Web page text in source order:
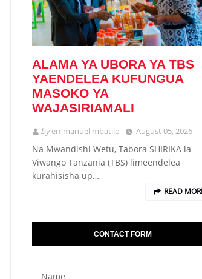
ALAMA YA UBORA YA TBS
YAENDELEA KUFUNGUA
MASOKO YA
WAJASIRIAMALI
byemmanuel mbatilo August 05, 2026
Na Mwandishi Wetu, Tabora SHIRIKA la
Viwango Tanzania (TBS) limeendelea
kurahisisha up…
READ
CONTACT FORM
Name